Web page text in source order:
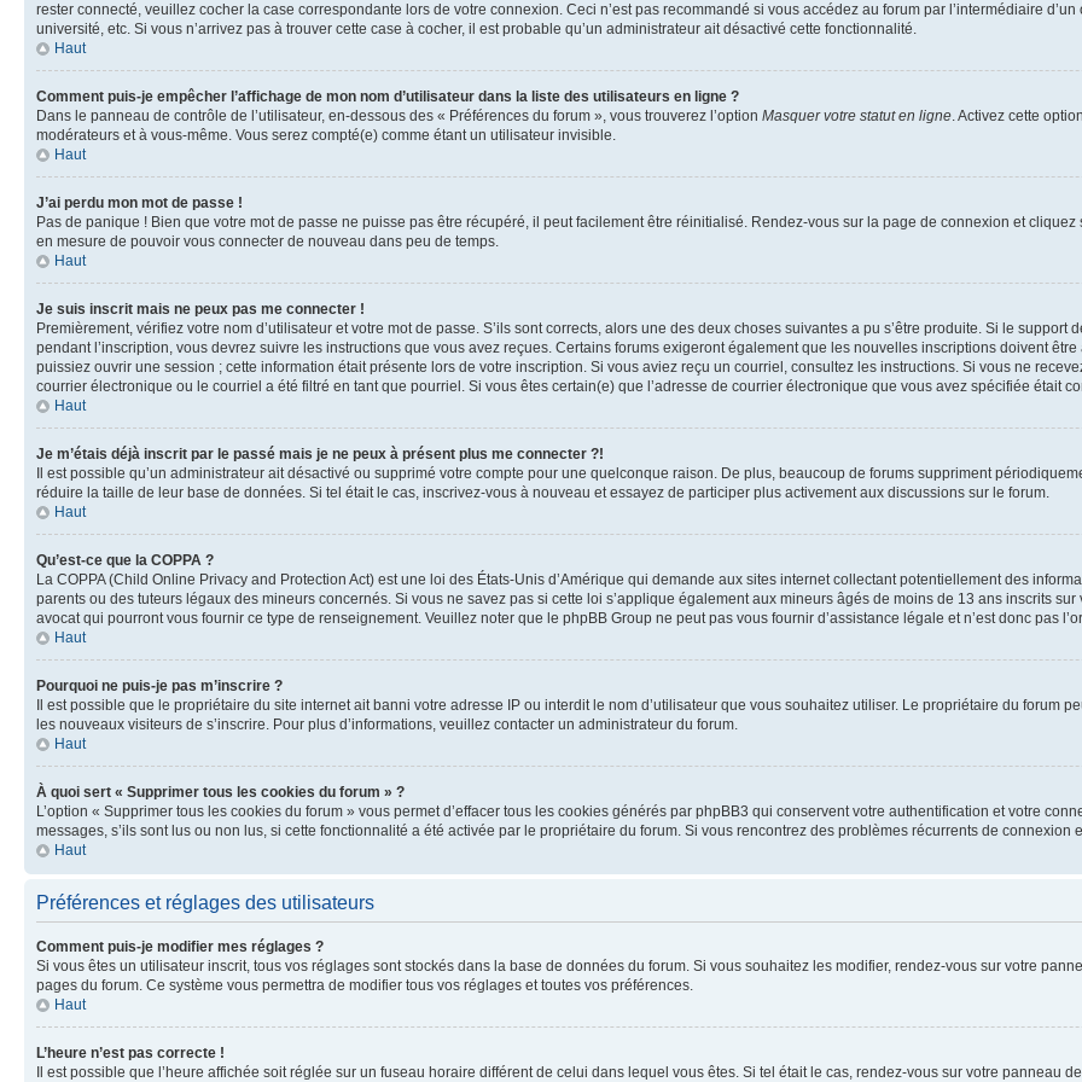
rester connecté, veuillez cocher la case correspondante lors de votre connexion. Ceci n’est pas recommandé si vous accédez au forum par l’intermédiaire
université, etc. Si vous n’arrivez pas à trouver cette case à cocher, il est probable qu’un administrateur ait désactivé cette fonctionnalité.
Haut
Comment puis-je empêcher l’affichage de mon nom d’utilisateur dans la liste des utilisateurs en ligne ?
Dans le panneau de contrôle de l’utilisateur, en-dessous des « Préférences du forum », vous trouverez l’option Masquer votre statut en ligne. Activez cette
modérateurs et à vous-même. Vous serez compté(e) comme étant un utilisateur invisible.
Haut
J’ai perdu mon mot de passe !
Pas de panique ! Bien que votre mot de passe ne puisse pas être récupéré, il peut facilement être réinitialisé. Rendez-vous sur la page de connexion et cliquez
en mesure de pouvoir vous connecter de nouveau dans peu de temps.
Haut
Je suis inscrit mais ne peux pas me connecter !
Premièrement, vérifiez votre nom d’utilisateur et votre mot de passe. S’ils sont corrects, alors une des deux choses suivantes a pu s’être produite. Si le
pendant l’inscription, vous devrez suivre les instructions que vous avez reçues. Certains forums exigeront également que les nouvelles inscriptions doivent
puissiez ouvrir une session ; cette information était présente lors de votre inscription. Si vous aviez reçu un courriel, consultez les instructions. Si vous ne
courrier électronique ou le courriel a été filtré en tant que pourriel. Si vous êtes certain(e) que l’adresse de courrier électronique que vous avez spécifiée était
Haut
Je m’étais déjà inscrit par le passé mais je ne peux à présent plus me connecter ?!
Il est possible qu’un administrateur ait désactivé ou supprimé votre compte pour une quelconque raison. De plus, beaucoup de forums suppriment
réduire la taille de leur base de données. Si tel était le cas, inscrivez-vous à nouveau et essayez de participer plus activement aux discussions sur le forum.
Haut
Qu’est-ce que la COPPA ?
La COPPA (Child Online Privacy and Protection Act) est une loi des États-Unis d’Amérique qui demande aux sites internet collectant potentiellement des
parents ou des tuteurs légaux des mineurs concernés. Si vous ne savez pas si cette loi s’applique également aux mineurs âgés de moins de 13 ans inscrits
avocat qui pourront vous fournir ce type de renseignement. Veuillez noter que le phpBB Group ne peut pas vous fournir d’assistance légale et n’est donc pas
Haut
Pourquoi ne puis-je pas m’inscrire ?
Il est possible que le propriétaire du site internet ait banni votre adresse IP ou interdit le nom d’utilisateur que vous souhaitez utiliser. Le propriétaire du forum
les nouveaux visiteurs de s’inscrire. Pour plus d’informations, veuillez contacter un administrateur du forum.
Haut
À quoi sert « Supprimer tous les cookies du forum » ?
L’option « Supprimer tous les cookies du forum » vous permet d’effacer tous les cookies générés par phpBB3 qui conservent votre authentification et votre
messages, s’ils sont lus ou non lus, si cette fonctionnalité a été activée par le propriétaire du forum. Si vous rencontrez des problèmes récurrents de
Haut
Préférences et réglages des utilisateurs
Comment puis-je modifier mes réglages ?
Si vous êtes un utilisateur inscrit, tous vos réglages sont stockés dans la base de données du forum. Si vous souhaitez les modifier, rendez-vous sur votre
pages du forum. Ce système vous permettra de modifier tous vos réglages et toutes vos préférences.
Haut
L’heure n’est pas correcte !
Il est possible que l’heure affichée soit réglée sur un fuseau horaire différent de celui dans lequel vous êtes. Si tel était le cas, rendez-vous sur votre panneau